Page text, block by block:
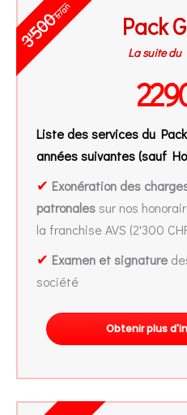
Pack
La suite du
Liste des services du
années suivantes (sauf
✔ Exonération des
patronalessur nos
la franchise AVS (2'300
✔ Examen et signature
société
Obtenir plus
3'500fr/an